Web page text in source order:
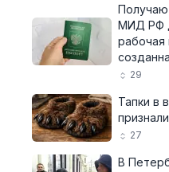
МИД РФ
рабочая
29
Тапки в
27
В